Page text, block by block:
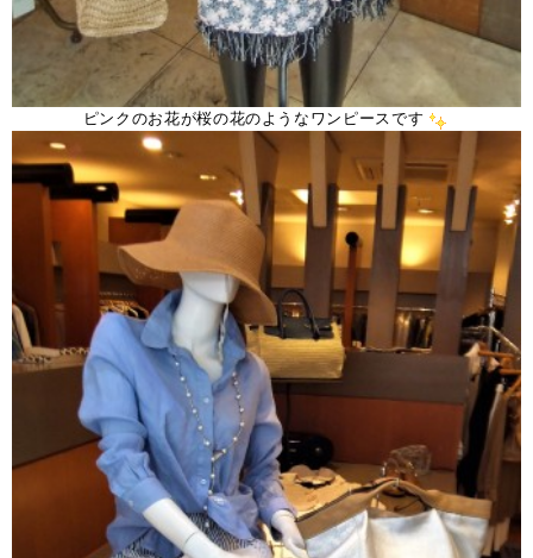
ピンクのお花が桜の花のようなワンピースです